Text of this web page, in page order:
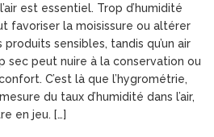
est essentiel. Trop d’humidité
favoriser la moisissure ou altérer
produits sensibles, tandis qu’un air
sec peut nuire à la conservation ou
C’est là que l’hygrométrie,
du taux d’humidité dans l’air,
en jeu. […]